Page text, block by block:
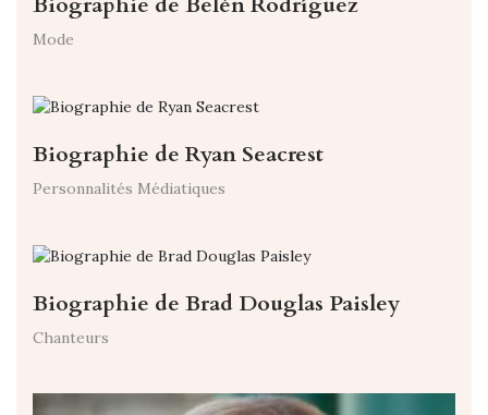
Mode
Biographie de Ryan Seacrest
Personnalités Médiatiques
Biographie de Brad Douglas Paisley
Chanteurs